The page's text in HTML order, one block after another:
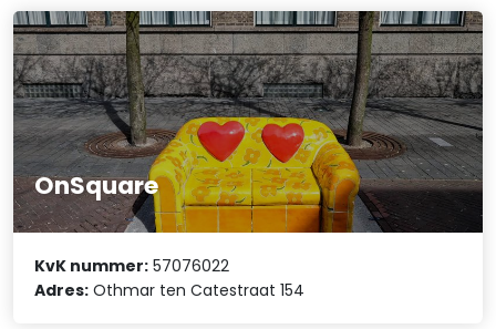
OnSquare
KvK nummer: 57076022
Adres: Othmar ten Catestraat 154